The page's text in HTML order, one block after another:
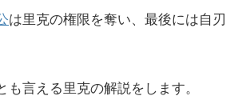
は里克の権限を奪い、最後には自刃
も言える里克の解説をします。